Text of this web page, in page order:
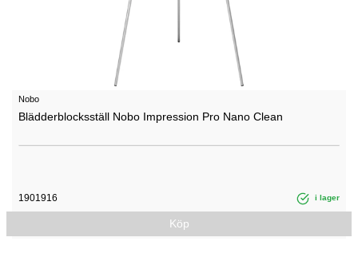
Nobo
Blädderblocksställ Nobo Impression Pro Nano Clean
1901916 i lager
Köp